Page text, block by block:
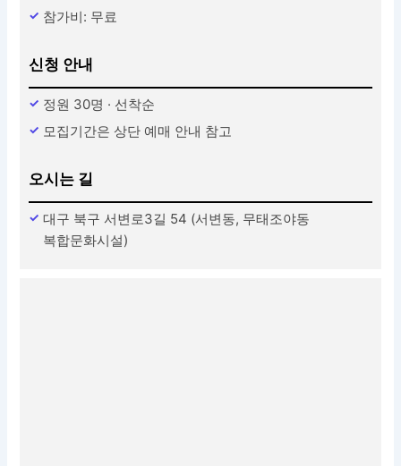
참가비: 무료
신청 안내
정원 30명 · 선착순
모집기간은 상단 예매 안내 참고
오시는 길
대구 북구 서변로3길 54 (서변동, 무태조야동
복합문화시설)